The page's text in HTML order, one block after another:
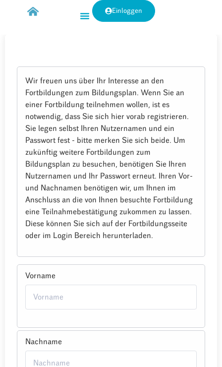
Einloggen
Wir freuen uns über Ihr Interesse an den
Fortbildungen zum Bildungsplan. Wenn Sie an
einer Fortbildung teilnehmen wollen, ist es
notwendig, dass Sie sich hier vorab registrieren.
Sie legen selbst Ihren Nutzernamen und ein
Passwort fest - bitte merken Sie sich beide. Um
zukünftig weitere Fortbildungen zum
Bildungsplan zu besuchen, benötigen Sie Ihren
Nutzernamen und Ihr Passwort erneut. Ihren Vor-
und Nachnamen benötigen wir, um Ihnen im
Anschluss an die von Ihnen besuchte Fortbildung
eine Teilnahmebestätigung zukommen zu lassen.
Diese können Sie sich auf der Fortbildungsseite
oder im Login Bereich herunterladen.
Vorname
Nachname